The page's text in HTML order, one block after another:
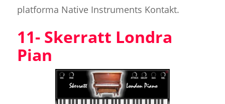
platforma Native Instruments Kontakt.
11- Skerratt Londra
Pian